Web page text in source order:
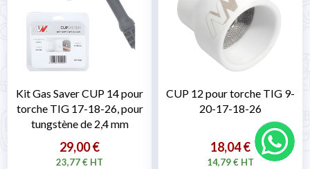
Kit Gas Saver CUP 14 pour
torche TIG 17-18-26, pour
tungstène de 2,4 mm
29,00 €
23,77 € HT
CUP 12 pour torche TIG 9-
20-17-18-26
18,04 €
14,79 € HT